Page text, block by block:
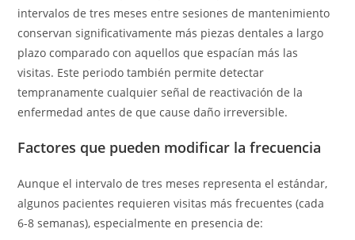
intervalos de tres meses entre sesiones de mantenimiento
conservan significativamente más piezas dentales a largo
plazo comparado con aquellos que espacían más las
visitas. Este periodo también permite detectar
tempranamente cualquier señal de reactivación de la
enfermedad antes de que cause daño irreversible.
Factores que pueden modificar la frecuencia
Aunque el intervalo de tres meses representa el estándar,
algunos pacientes requieren visitas más frecuentes (cada
6-8 semanas), especialmente en presencia de: